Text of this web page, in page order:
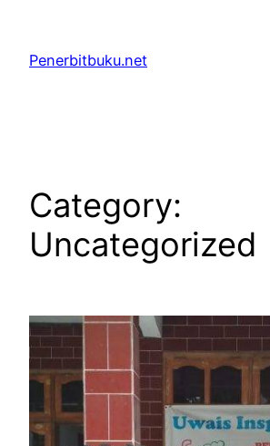
content
Penerbitbuku.net
Category:
Uncategorized